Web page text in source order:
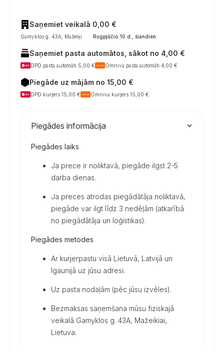
Saņemiet veikalā 0,00 €
Gamyklos g. 43A, Mažeiķi Rugpjūčio 10 d., šiandien
Saņemiet pasta automātos, sākot no 4,00 €
DPD pasta automāti 5,00 € Omniva pasta automāti 4,00 €
Piegāde uz mājām no 15,00 €
DPD kurjers 15,00 € Omniva kurjers 15,00 €
Piegādes informācija
Piegādes laiks
Ja prece ir noliktavā, piegāde ilgst 2-5
darba dienas.
Ja preces atrodas piegādātāja noliktavā,
piegāde var ilgt līdz 3 nedēļām (atkarībā
no piegādātāja un loģistikas).
Piegādes metodes
Ar kurjerpastu visā Lietuvā, Latvijā un
Igaunijā uz jūsu adresi.
Uz pasta nodaļām (pēc jūsu izvēles).
Bezmaksas saņemšana mūsu fiziskajā
veikalā Gamyklos g. 43A, Mažeikiai,
Lietuva.